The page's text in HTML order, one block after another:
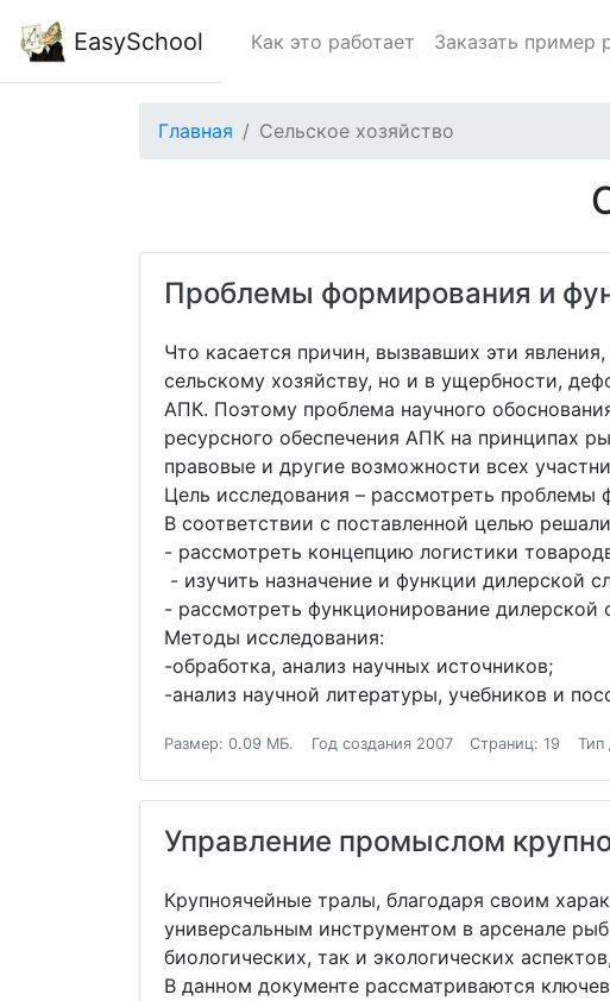
EasySchool Как это работает Заказать пример
Главная Сельское хозяйство
Проблемы формирования и
Что касается причин, вызвавших эти
сельскому хозяйству, но и в ущербности,
АПК. Поэтому проблема научного
ресурсного обеспечения АПК на принципах
правовые и другие возможности всех
Цель исследования – рассмотреть
В соответствии с поставленной целью
- рассмотреть концепцию логистики
- изучить назначение и функции дилерской
- рассмотреть функционирование
Методы исследования:
-обработка, анализ научных источников;
-анализ научной литературы, учебников и
Размер: 0.09 МБ. Год создания 2007 Страниц: 19 Тип
Управление промыслом
Крупноячейные тралы, благодаря своим
универсальным инструментом в арсенале
биологических, так и экологических
В данном документе рассматриваются